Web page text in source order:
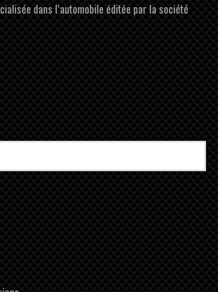
dans l’automobile éditée par la société